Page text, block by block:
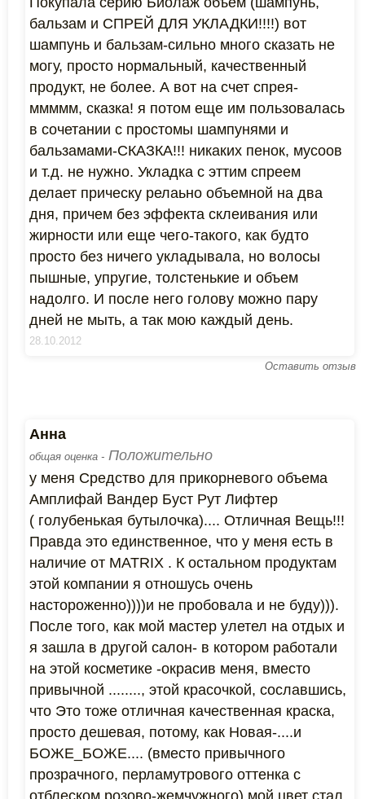
бальзам и СПРЕЙ ДЛЯ УКЛАДКИ!!!!) вот
шампунь и бальзам-сильно много сказать не
могу, просто нормальный, качественный
продукт, не более. А вот на счет спрея-
ммммм, сказка! я потом еще им пользовалась
в сочетании с простомы шампунями и
бальзамами-СКАЗКА!!! никаких пенок, мусоов
и т.д. не нужно. Укладка с эттим спреем
делает прическу релаьно объемной на два
дня, причем без эффекта склеивания или
жирности или еще чего-такого, как будто
просто без ничего укладывала, но волосы
пышные, упругие, толстенькие и объем
надолго. И после него голову можно пару
дней не мыть, а так мою каждый день.
28.10.2012
Оставить отзыв
Анна
общая оценка - Положительно
у меня Средство для прикорневого объема
Амплифай Вандер Буст Рут Лифтер
( голубенькая бутылочка).... Отличная Вещь!!!
Правда это единственное, что у меня есть в
наличие от MATRIX . К остальном продуктам
этой компании я отношусь очень
настороженно))))и не пробовала и не буду))).
После того, как мой мастер улетел на отдых и
я зашла в другой салон- в котором работали
на этой косметике -окрасив меня, вместо
привычной ........, этой красочкой, сославшись,
что Это тоже отличная качественная краска,
просто дешевая, потому, как Новая-....и
БОЖЕ_БОЖЕ.... (вместо привычного
прозрачного, перламутрового оттенка с